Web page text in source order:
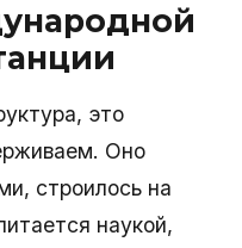
это
Оно
строилось на
наукой,